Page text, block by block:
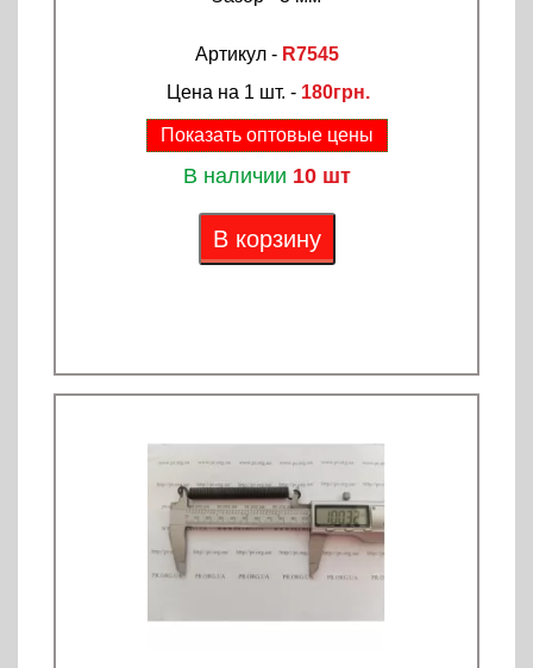
Артикул - R7545
Цена на 1 шт. - 180грн.
Показать оптовые цены
В наличии 10 шт
В корзину